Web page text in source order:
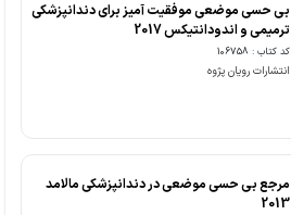
بی حسی موضعی موفقیت آمیز برای دندانپزشکی
ترمیمی و اندودانتیکس 2017
کد کتاب : 106758
انتشارات رویان پژوه
مرجع بی حسی موضعی در دندانپزشکی مالامد
2013